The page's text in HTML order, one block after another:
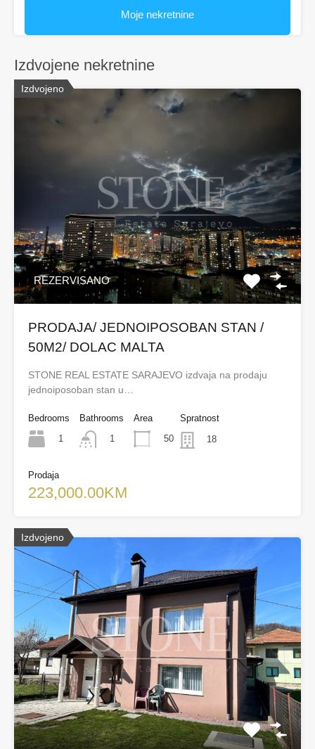
Moje nekretnine
Izdvojene nekretnine
Izdvojeno
REZERVISANO
PRODAJA/ JEDNOIPOSOBAN STAN /
50M2/ DOLAC MALTA
STONE REAL ESTATE SARAJEVO izdvaja na prodaju
jednoiposoban stan u…
Bedrooms
1
Bathrooms
1
Area
50
Spratnost
18
Prodaja
223,000.00KM
Izdvojeno